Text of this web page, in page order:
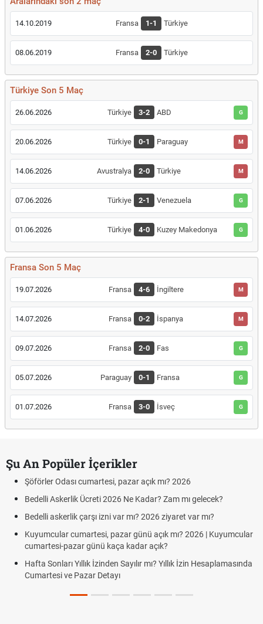
14.10.2019 Fransa 1-1 Türkiye
08.06.2019 Fransa 2-0 Türkiye
Türkiye Son 5 Maç
26.06.2026 Türkiye 3-2 ABD G
20.06.2026 Türkiye 0-1 Paraguay M
14.06.2026 Avustralya 2-0 Türkiye M
07.06.2026 Türkiye 2-1 Venezuela G
01.06.2026 Türkiye 4-0 Kuzey Makedonya G
Fransa Son 5 Maç
19.07.2026 Fransa 4-6 İngiltere M
14.07.2026 Fransa 0-2 İspanya M
09.07.2026 Fransa 2-0 Fas G
05.07.2026 Paraguay 0-1 Fransa G
01.07.2026 Fransa 3-0 İsveç G
Şu An Popüler İçerikler
Şöförler Odası cumartesi, pazar açık mı? 2026
Bedelli Askerlik Ücreti 2026 Ne Kadar? Zam mı gelecek?
Bedelli askerlik çarşı izni var mı? 2026 ziyaret var mı?
Kuyumcular cumartesi, pazar günü açık mı? 2026 | Kuyumcular
cumartesi-pazar günü kaça kadar açık?
Hafta Sonları Yıllık İzinden Sayılır mı? Yıllık İzin Hesaplamasında
Cumartesi ve Pazar Detayı